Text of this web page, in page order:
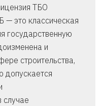
ТБО
— это классическая
государственную
и
строительства,
допускается
случае